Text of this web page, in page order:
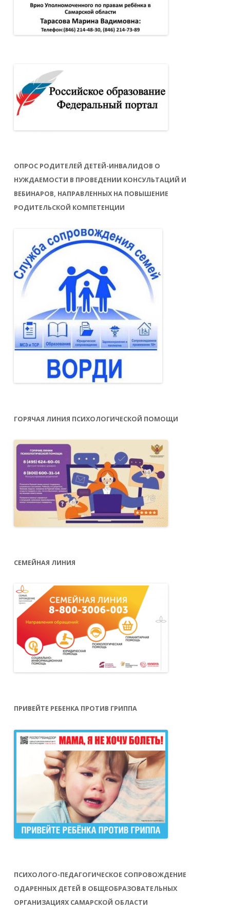
ОПРОС РОДИТЕЛЕЙ ДЕТЕЙ-ИНВАЛИДОВ О
НУЖДАЕМОСТИ В ПРОВЕДЕНИИ КОНСУЛЬТАЦИЙ И
ВЕБИНАРОВ, НАПРАВЛЕННЫХ НА ПОВЫШЕНИЕ
РОДИТЕЛЬСКОЙ КОМПЕТЕНЦИИ
ГОРЯЧАЯ ЛИНИЯ ПСИХОЛОГИЧЕСКОЙ ПОМОЩИ
СЕМЕЙНАЯ ЛИНИЯ
ПРИВЕЙТЕ РЕБЕНКА ПРОТИВ ГРИППА
ПСИХОЛОГО-ПЕДАГОГИЧЕСКОЕ СОПРОВОЖДЕНИЕ
ОДАРЕННЫХ ДЕТЕЙ В ОБЩЕОБРАЗОВАТЕЛЬНЫХ
ОРГАНИЗАЦИЯХ САМАРСКОЙ ОБЛАСТИ